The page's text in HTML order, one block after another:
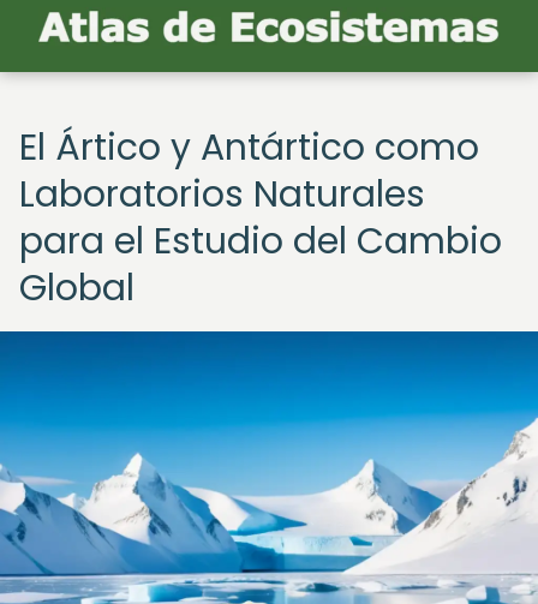
El Ártico y Antártico como
Laboratorios Naturales
para el Estudio del Cambio
Global